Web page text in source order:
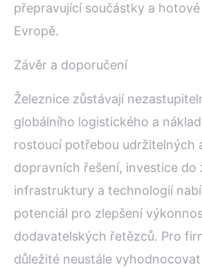
přepravující součástky a
Evropě.
Závěr a doporučení
Železnice zůstávají
globálního logistického a
rostoucí potřebou udržitelných
dopravních řešení, investice do
infrastruktury a technologií
potenciál pro zlepšení
dodavatelských řetězců. Pro
důležité neustále